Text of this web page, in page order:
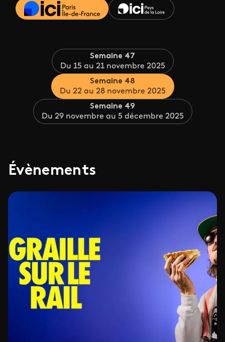
Semaine 47
Du 15 au 21 novembre 2025
Semaine 48
Du 22 au 28 novembre 2025
Semaine 49
Du 29 novembre au 5 décembre 2025
Évènements